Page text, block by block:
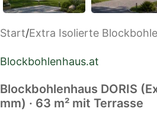
Start/Extra Isolierte
Blockbohlenhaus.at
Blockbohlenhaus DORIS
mm) · 63 m² mit Terrasse